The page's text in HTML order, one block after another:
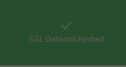
SSL Datensicherheit